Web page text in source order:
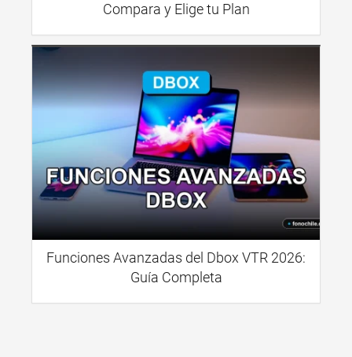
Compara y Elige tu Plan
Funciones Avanzadas del Dbox VTR 2026:
Guía Completa